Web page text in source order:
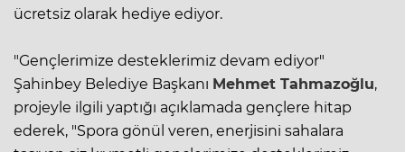
ücretsiz olarak hediye ediyor.
"Gençlerimize desteklerimiz devam ediyor"
Şahinbey Belediye Başkanı Mehmet Tahmazoğlu,
projeyle ilgili yaptığı açıklamada gençlere hitap
ederek, "Spora gönül veren, enerjisini sahalara